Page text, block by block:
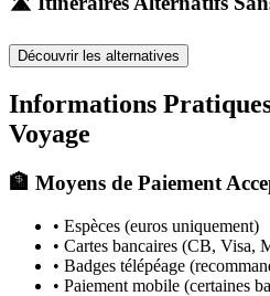
Découvrir les alternatives
Informations
Voyage
🏦 Moyens de Paiement
• Espèces (euros uniquement)
• Cartes bancaires (CB, Visa,
• Badges télépéage
• Paiement mobile (certaines